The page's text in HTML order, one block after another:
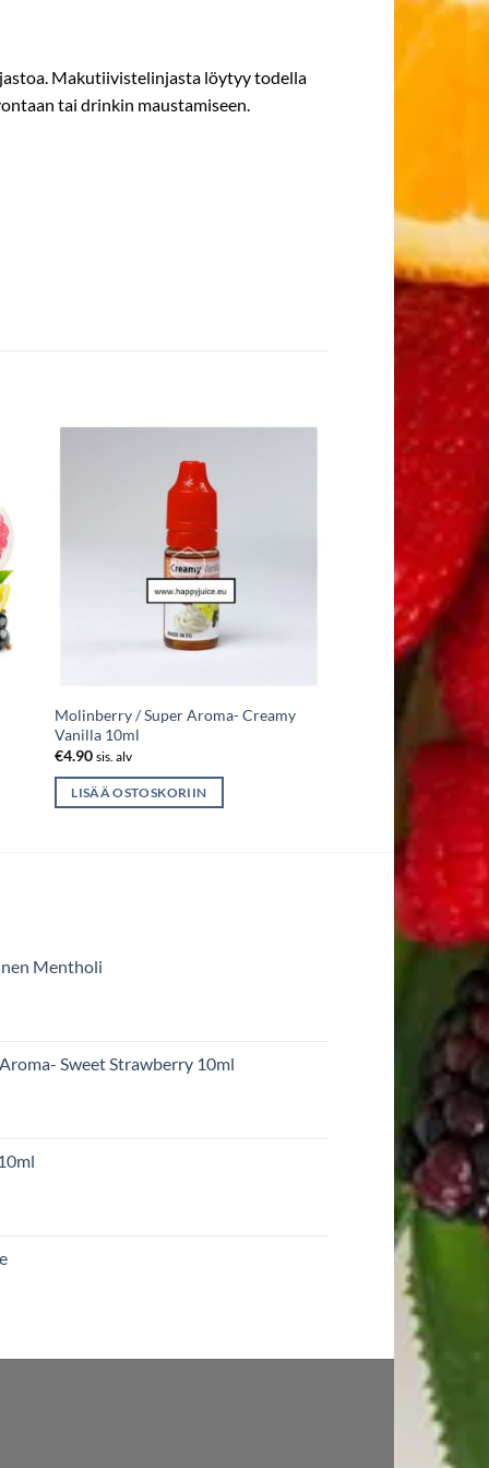
Makutiivistelinjasta löytyy todella
tai drinkin maustamiseen.
Molinberry / Super Aroma- Creamy
Vanilla 10ml
€4.90 sis. alv
LISÄÄ OSTOSKORIIN
Mentholi
Sweet Strawberry 10ml